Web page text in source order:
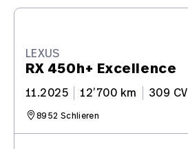
LEXUS
RX 450h+ Excellence
11.2025 12’700 km 309 CV
8952 Schlieren